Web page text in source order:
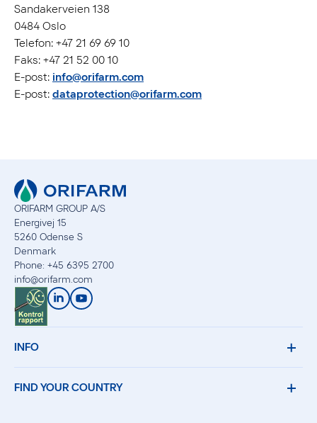
Sandakerveien 138
0484 Oslo
Telefon: +47 21 69 69 10
Faks: +47 21 52 00 10
E-post: info@orifarm.com
E-post: dataprotection@orifarm.com
ORIFARM GROUP A/S
Energivej 15
5260 Odense S
Denmark
Phone: +45 6395 2700
info@orifarm.com
INFO
FIND YOUR COUNTRY